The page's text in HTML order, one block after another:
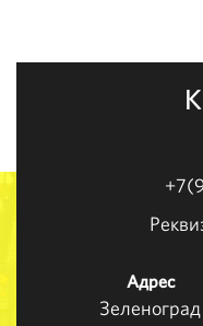
Адрес
Зеленоград